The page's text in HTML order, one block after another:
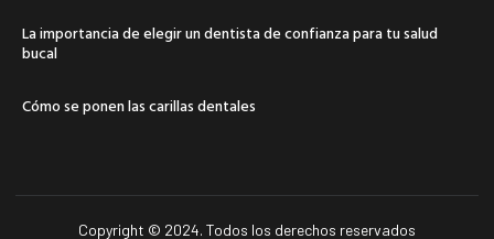
La importancia de elegir un dentista de confianza para tu salud
bucal
Cómo se ponen las carillas dentales
Copyright © 2024. Todos los derechos reservados